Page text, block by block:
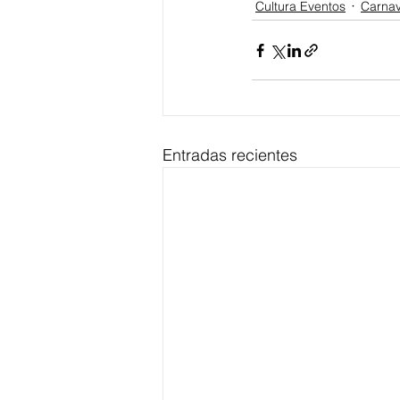
Cultura Eventos
Entradas recientes